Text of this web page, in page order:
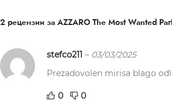
2 рецензии за AZZARO The Most Wanted
stefco211 – 03/03/2025
Prezadovolen mirisa blago
0 0